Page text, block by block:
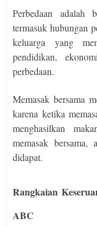
Perbedaan adalah
termasuk hubungan
keluarga yang
pendidikan,
perbedaan.
Memasak bersama
karena ketika
menghasilkan
memasak bersama,
didapat.
Rangkaian
ABC